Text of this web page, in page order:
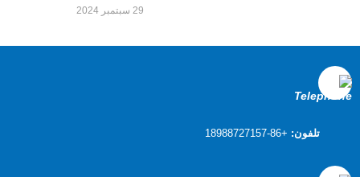
29 سبتمبر 2024
تلفون: +86-18988727157